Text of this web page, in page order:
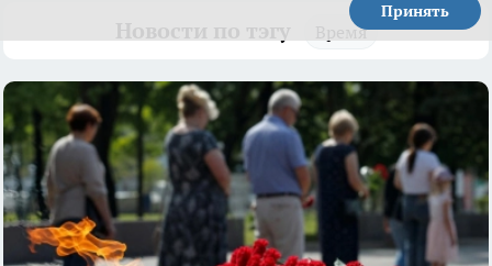
Принять
Время